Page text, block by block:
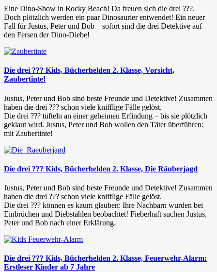
Eine Dino-Show in Rocky Beach! Da freuen sich die drei ???.
Doch plötzlich werden ein paar Dinosaurier entwendet! Ein neuer
Fall für Justus, Peter und Bob – sofort sind die drei Detektive auf
den Fersen der Dino-Diebe!
Die drei ??? Kids, Bücherhelden 2. Klasse, Vorsicht,
Zaubertinte!
Justus, Peter und Bob sind beste Freunde und Detektive! Zusammen
haben die drei ??? schon viele knifflige Fälle gelöst.
Die drei ??? tüfteln an einer geheimen Erfindung – bis sie plötzlich
geklaut wird. Justus, Peter und Bob wollen den Täter überführen:
mit Zaubertinte!
Die drei ??? Kids, Bücherhelden 2. Klasse, Die Räuberjagd
Justus, Peter und Bob sind beste Freunde und Detektive! Zusammen
haben die drei ??? schon viele knifflige Fälle gelöst.
Die drei ??? können es kaum glauben: Ihre Nachbarn wurden bei
Einbrüchen und Diebstählen beobachtet! Fieberhaft suchen Justus,
Peter und Bob nach einer Erklärung.
Die drei ??? Kids, Bücherhelden 2. Klasse, Feuerwehr-Alarm:
Erstleser Kinder ab 7 Jahre